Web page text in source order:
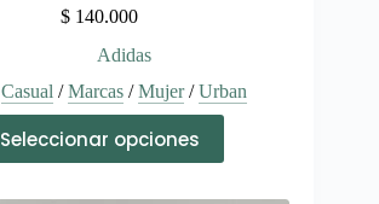
$ 140.000
Adidas
Casual /Marcas/Mujer/Urban
Seleccionar opciones
producto
tiene